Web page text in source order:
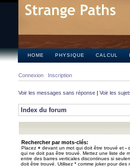
HOME PHYSIQUE CALCUL
Connexion Inscription
Voir les messages sans réponse | Voir les
Index du forum
Rechercher par mots-clés:
Placez + devant un mot qui doit être trouvé et -
qui ne doit pas être trouvé. Mettez une liste de
entre des barres verticales discontinues si
doit être trouvé. Utilisez * comme joker pour des